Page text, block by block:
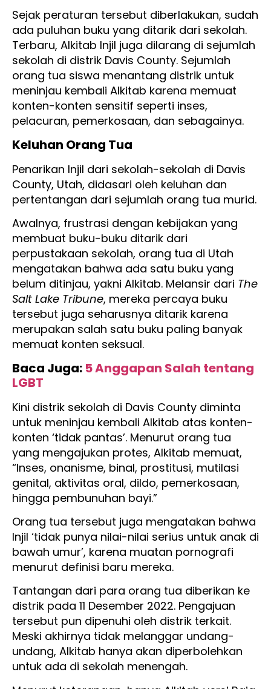
Sejak peraturan tersebut diberlakukan, sudah
ada puluhan buku yang ditarik dari sekolah.
Terbaru, Alkitab Injil juga dilarang di sejumlah
sekolah di distrik Davis County. Sejumlah
orang tua siswa menantang distrik untuk
meninjau kembali Alkitab karena memuat
konten-konten sensitif seperti inses,
pelacuran, pemerkosaan, dan sebagainya.
Keluhan Orang Tua
Penarikan Injil dari sekolah-sekolah di Davis
County, Utah, didasari oleh keluhan dan
pertentangan dari sejumlah orang tua murid.
Awalnya, frustrasi dengan kebijakan yang
membuat buku-buku ditarik dari
perpustakaan sekolah, orang tua di Utah
mengatakan bahwa ada satu buku yang
belum ditinjau, yakni Alkitab. Melansir dari The
Salt Lake Tribune, mereka percaya buku
tersebut juga seharusnya ditarik karena
merupakan salah satu buku paling banyak
memuat konten seksual.
Baca Juga: 5 Anggapan Salah tentang
LGBT
Kini distrik sekolah di Davis County diminta
untuk meninjau kembali Alkitab atas konten-
konten ‘tidak pantas’. Menurut orang tua
yang mengajukan protes, Alkitab memuat,
“Inses, onanisme, binal, prostitusi, mutilasi
genital, aktivitas oral, dildo, pemerkosaan,
hingga pembunuhan bayi.”
Orang tua tersebut juga mengatakan bahwa
Injil ‘tidak punya nilai-nilai serius untuk anak di
bawah umur’, karena muatan pornografi
menurut definisi baru mereka.
Tantangan dari para orang tua diberikan ke
distrik pada 11 Desember 2022. Pengajuan
tersebut pun dipenuhi oleh distrik terkait.
Meski akhirnya tidak melanggar undang-
undang, Alkitab hanya akan diperbolehkan
untuk ada di sekolah menengah.